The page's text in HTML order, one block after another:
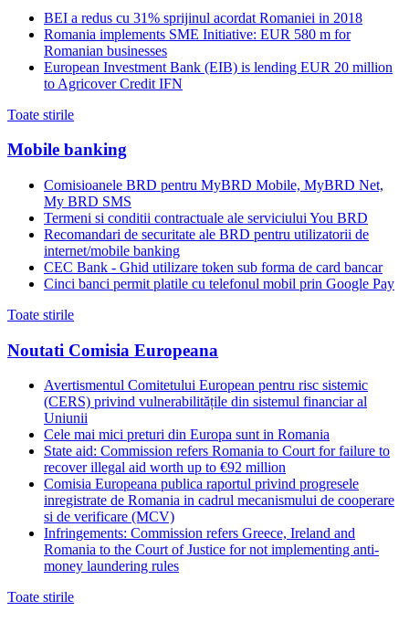
BEI a redus cu 31% sprijinul acordat Romaniei in 2018
Romania implements SME Initiative: EUR 580 m for
Romanian businesses
European Investment Bank (EIB) is lending EUR 20 million
to Agricover Credit IFN
Toate stirile
Mobile banking
Comisioanele BRD pentru MyBRD Mobile, MyBRD Net,
My BRD SMS
Termeni si conditii contractuale ale serviciului You BRD
Recomandari de securitate ale BRD pentru utilizatorii de
internet/mobile banking
CEC Bank - Ghid utilizare token sub forma de card bancar
Cinci banci permit platile cu telefonul mobil prin Google Pay
Toate stirile
Noutati Comisia Europeana
Avertismentul Comitetului European pentru risc sistemic
(CERS) privind vulnerabilitățile din sistemul financiar al
Uniunii
Cele mai mici preturi din Europa sunt in Romania
State aid: Commission refers Romania to Court for failure to
recover illegal aid worth up to €92 million
Comisia Europeana publica raportul privind progresele
inregistrate de Romania in cadrul mecanismului de cooperare
si de verificare (MCV)
Infringements: Commission refers Greece, Ireland and
Romania to the Court of Justice for not implementing anti-
money laundering rules
Toate stirile